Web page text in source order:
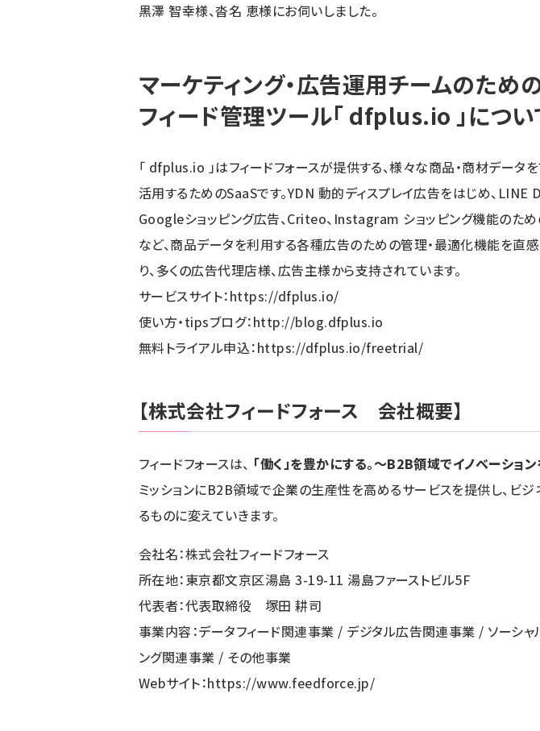
黒澤 智幸様、沓名 恵様にお伺いしました。
マーケティング・広告運用チームのため
フィード管理ツール「 dfplus.io 」につい
「 dfplus.io 」はフィードフォースが提供する、様々な商品・商材データ
活用するためのSaaSです。YDN 動的ディスプレイ広告をはじめ、LINE
Googleショッピング広告、Criteo、Instagram ショッピング機能のた
など、商品データを利用する各種広告のための管理・最適化機能を直
り、多くの広告代理店様、広告主様から支持されています。
サービスサイト：https://dfplus.io/
使い方・tipsブログ：http://blog.dfplus.io
無料トライアル申込：https://dfplus.io/freetrial/
【株式会社フィードフォース 会社概要】
フィードフォースは、 「働く」を豊かにする。～B2B領域でイノベーショ
ミッションにB2B領域で企業の生産性を高めるサービスを提供し、ビ
るものに変えていきます。
会社名：株式会社フィードフォース
所在地：東京都文京区湯島 3-19-11 湯島ファーストビル5F
代表者：代表取締役 塚田 耕司
事業内容：データフィード関連事業 / デジタル広告関連事業 / ソーシャ
ング関連事業 / その他事業
Webサイト：https://www.feedforce.jp/